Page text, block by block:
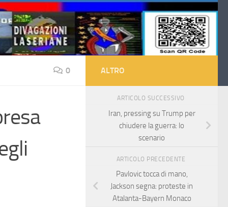
0 ALTRO
ARTICOLO SUCCESSIVO
Iran, pressing su Trump per
chiudere la guerra: lo
scenario
ARTICOLO PRECEDENTE
Pavlovic tocca di mano,
Jackson segna: proteste in
Atalanta-Bayern Monaco